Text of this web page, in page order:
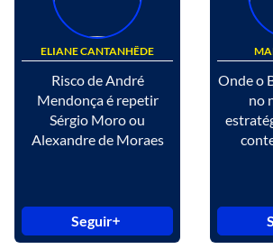
ELIANE CANTANHÊDE
Risco de André
Mendonça é repetir
Sérgio Moro ou
Alexandre de Moraes
Seguir
Onde o
no